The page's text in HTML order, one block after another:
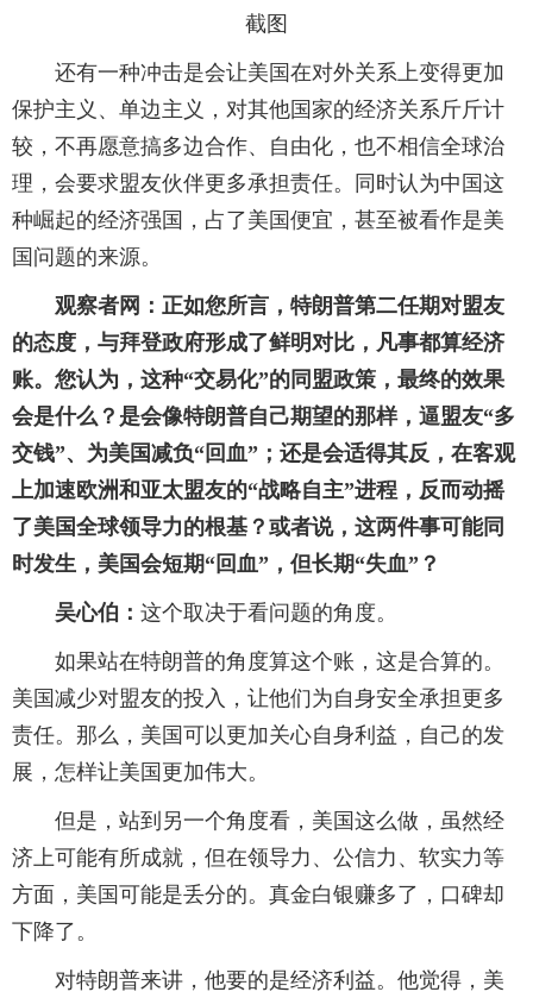
截图
还有一种冲击是会让美国在对外关系上变得更加
保护主义、单边主义，对其他国家的经济关系斤斤计
较，不再愿意搞多边合作、自由化，也不相信全球治
理，会要求盟友伙伴更多承担责任。同时认为中国这
种崛起的经济强国，占了美国便宜，甚至被看作是美
国问题的来源。
观察者网：正如您所言，特朗普第二任期对盟友
的态度，与拜登政府形成了鲜明对比，凡事都算经济
账。您认为，这种“交易化”的同盟政策，最终的效果
会是什么？是会像特朗普自己期望的那样，逼盟友“多
交钱”、为美国减负“回血”；还是会适得其反，在客观
上加速欧洲和亚太盟友的“战略自主”进程，反而动摇
了美国全球领导力的根基？或者说，这两件事可能同
时发生，美国会短期“回血”，但长期“失血”？
吴心伯： 这个取决于看问题的角度。
如果站在特朗普的角度算这个账，这是合算的。
美国减少对盟友的投入，让他们为自身安全承担更多
责任。那么，美国可以更加关心自身利益，自己的发
展，怎样让美国更加伟大。
但是，站到另一个角度看，美国这么做，虽然经
济上可能有所成就，但在领导力、公信力、软实力等
方面，美国可能是丢分的。真金白银赚多了，口碑却
下降了。
对特朗普来讲，他要的是经济利益。他觉得，美